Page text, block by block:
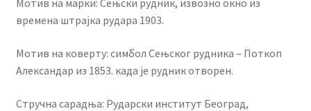
Мотив на марки: Сењски рудник, извозно окно из
времена штрајка рудара 1903.
Мотив на коверту: симбол Сењског рудника – Поткоп
Александар из 1853. када је рудник отворен.
Стручна сарадња: Рударски институт Београд,